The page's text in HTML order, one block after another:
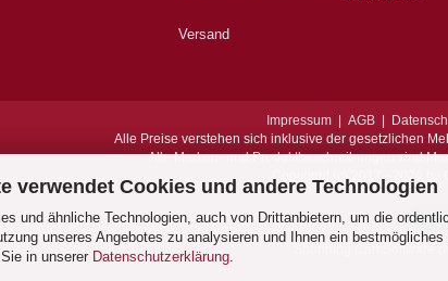
verwendet Cookies und andere Technologien
und ähnliche Technologien, auch von Drittanbietern, um die
unseres Angebotes zu analysieren und Ihnen ein
in unserer Datenschutzerklärung.
Versand
Impressum| AGB|
Alle Preise verstehen sich inklusive der gesetzlichen
Alle Marken- und Produktbeschreibungen sind
Copyright (c) 2017 - 2026 by
Shopping Cart Software